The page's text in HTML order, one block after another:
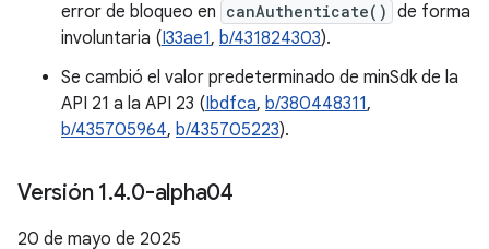
error de bloqueo en canAuthenticate() de forma
involuntaria (I33ae1, b/431824303).
Se cambió el valor predeterminado de minSdk de la
API 21 a la API 23 (Ibdfca, b/380448311,
b/435705964, b/435705223).
Versión 1.4.0-alpha04
20 de mayo de 2025